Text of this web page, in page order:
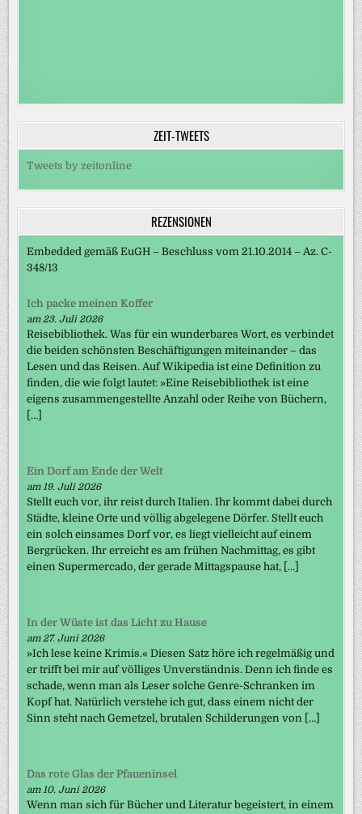
ZEIT-TWEETS
Tweets by zeitonline
REZENSIONEN
Embedded gemäß EuGH – Beschluss vom 21.10.2014 – Az. C-
348/13
Ich packe meinen Koffer
am 23. Juli 2026
Reisebibliothek. Was für ein wunderbares Wort, es verbindet
die beiden schönsten Beschäftigungen miteinander – das
Lesen und das Reisen. Auf Wikipedia ist eine Definition zu
finden, die wie folgt lautet: »Eine Reisebibliothek ist eine
eigens zusammengestellte Anzahl oder Reihe von Büchern,
[…]
Ein Dorf am Ende der Welt
am 19. Juli 2026
Stellt euch vor, ihr reist durch Italien. Ihr kommt dabei durch
Städte, kleine Orte und völlig abgelegene Dörfer. Stellt euch
ein solch einsames Dorf vor, es liegt vielleicht auf einem
Bergrücken. Ihr erreicht es am frühen Nachmittag, es gibt
einen Supermercado, der gerade Mittagspause hat, […]
In der Wüste ist das Licht zu Hause
am 27. Juni 2026
»Ich lese keine Krimis.« Diesen Satz höre ich regelmäßig und
er trifft bei mir auf völliges Unverständnis. Denn ich finde es
schade, wenn man als Leser solche Genre-Schranken im
Kopf hat. Natürlich verstehe ich gut, dass einem nicht der
Sinn steht nach Gemetzel, brutalen Schilderungen von […]
Das rote Glas der Pfaueninsel
am 10. Juni 2026
Wenn man sich für Bücher und Literatur begeistert, in einem